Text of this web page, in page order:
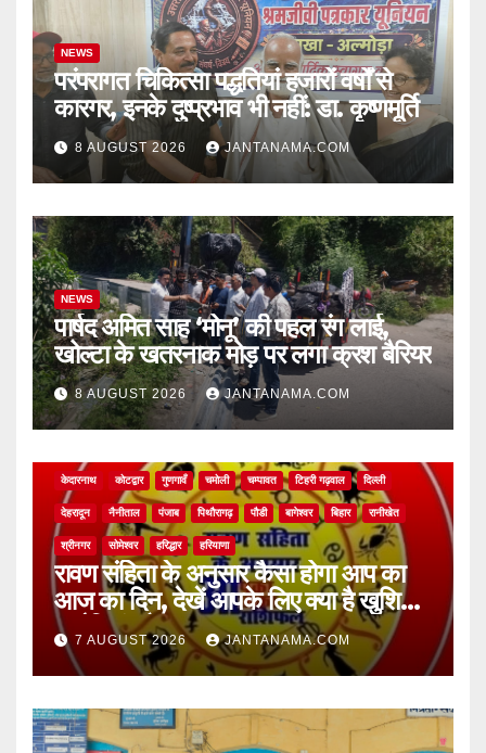
NEWS
परंपरागत चिकित्सा पद्धतियां हजारों वर्षों से
कारगर, इनके दुष्प्रभाव भी नहीं: डा. कृष्णमूर्ति
8 AUGUST 2026 JANTANAMA.COM
NEWS
पार्षद अमित साह ‘मोनू’ की पहल रंग लाई,
खोल्टा के खतरनाक मोड़ पर लगा क्रश बैरियर
8 AUGUST 2026 JANTANAMA.COM
केदारनाथ कोटद्वार गुणगावँ चमोली चम्पावत टिहरी गढ़वाल दिल्ली
देहरादून नैनीताल पंजाब पिथौरागढ़ पौडी बागेश्वर बिहार रानीखेत
श्रीनगर सोमेश्वर हरिद्धार हरियाणा
रावण संहिता के अनुसार कैसा होगा आप का
आज का दिन, देखें आपके लिए क्या है खुशियां,
चुनौतियां और नए अवसर
7 AUGUST 2026 JANTANAMA.COM